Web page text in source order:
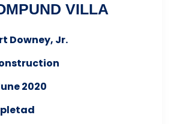
VILLA
Downey, Jr.
2020